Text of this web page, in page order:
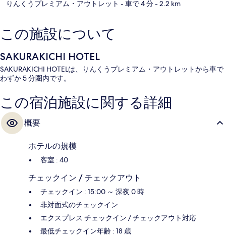
りんくうプレミアム・アウトレット - 車で 4 分- 2.2 km
この施設について
SAKURAKICHI HOTEL
SAKURAKICHI HOTELは、りんくうプレミアム・アウトレットから車で
わずか 5 分圏内です。
この宿泊施設に関する詳細
概要
ホテルの規模
客室 : 40
チェックイン / チェックアウト
チェックイン : 15:00 ～ 深夜 0 時
非対面式のチェックイン
エクスプレス チェックイン / チェックアウト対応
最低チェックイン年齢 : 18 歳